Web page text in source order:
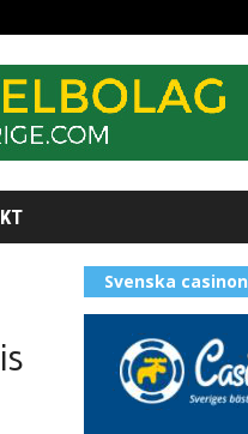
Svenska casinon